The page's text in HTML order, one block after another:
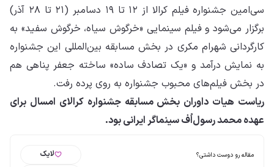
سی‌امین جشنواره فیلم کرالا از ۱۲ تا ۱۹ دسامبر (۲۱ تا ۲۸ آذر)
برگزار می‌شود و فیلم سینمایی «خرگوش سیاه، خرگوش سفید» به
کارگردانی شهرام مکری در بخش مسابقه بین‌المللی این جشنواره
به نمایش درآمد و «یک تصادف ساده» ساخته جعفر پناهی هم
در بخش فیلم‌های محبوب جشنواره به روی پرده رفت.
ریاست هیات داوران بخش مسابقه جشنواره کرالای امسال برای
عهده محمد رسول‌اُف سینماگر ایرانی بود.
مقاله رو دوست داشتی؟ لایک